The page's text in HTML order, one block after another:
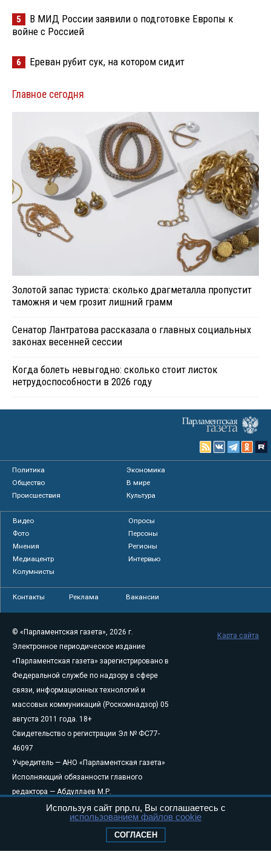
5
В МИД России заявили о подготовке Европы к
войне с Россией
6 Ереван рубит сук, на котором сидит
Главное сегодня
Золотой запас туриста: сколько драгметалла пропустит
таможня и чем грозит лишний грамм
Сенатор Лантратова рассказала о главных социальных
законах весенней сессии
Когда болеть невыгодно: сколько стоит листок
нетрудоспособности в 2026 году
Политика
Экономика
Общество
В мире
Происшествия
Культура
Видео
Опросы
Фото
Персоны
Мнения
Регионы
Медиацентр
Интервью
Колумнисты
Контакты Реклама Вакансии
© «Парламентская газета», 2026 г.
Электронное периодическое издание
«Парламентская газета» зарегистрировано в
Федеральной службе по надзору в сфере
связи, информационных технологий и
массовых коммуникаций (Роскомнадзор) 05
августа 2011 года. 18+
Свидетельство о регистрации Эл № ФС77-
46097
Учредитель — АНО «Парламентская газета»
Исполняющий обязанности главного
редактора — Абдуллаев М.Р.
Тел.: +7 (495) 637–69–79 E-mail:pg@pnp.ru
Федерального Собрания РФ. Издается с 1997 года. Учредители
Карта сайта
Используя сайт pnp.ru, Вы соглашаетесь с
использованием файлов cookie
СОГЛАСЕН